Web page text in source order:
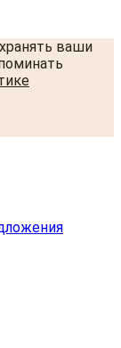
ваши